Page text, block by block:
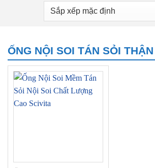
ỐNG NỘI SOI TÁN SỎI THẬN